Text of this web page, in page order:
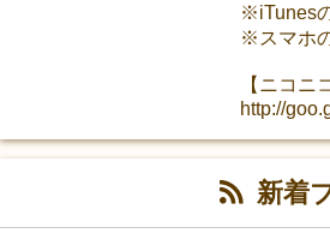
※iTunes
※スマホ
【ニコニ
http://
新着